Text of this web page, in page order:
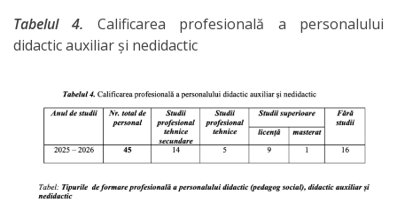
Tabelul 4. Calificarea profesională a personalului
didactic auxiliar și nedidactic